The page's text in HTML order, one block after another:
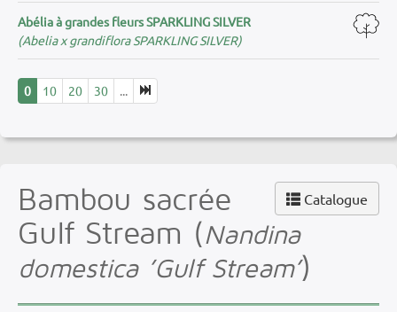
Abélia à grandes fleurs SPARKLING SILVER
(Abelia x grandiflora SPARKLING SILVER)
0 10 20 30 ...
Catalogue
Bambou sacrée
Gulf Stream (Nandina
domestica ’Gulf Stream’)